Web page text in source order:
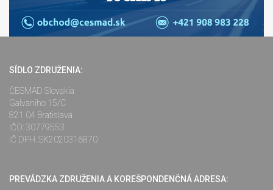
SÍDLO ZDRUŽENIA:
ČESMAD Slovakia
Galvaniho 15/C
821 04 Bratislava
IČO: 30779553
IČ DPH: SK2020316870
PREVÁDZKA ZDRUŽENIA A KOREŠPONDENČNÁ ADRESA: